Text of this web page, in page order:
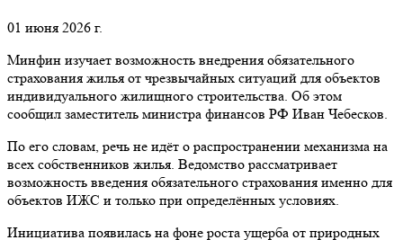
01 июня 2026 г.
Минфин изучает возможность внедрения обязательного
страхования жилья от чрезвычайных ситуаций для объектов
индивидуального жилищного строительства. Об этом
сообщил заместитель министра финансов РФ Иван Чебесков.
По его словам, речь не идёт о распространении механизма на
всех собственников жилья. Ведомство рассматривает
возможность введения обязательного страхования именно для
объектов ИЖС и только при определённых условиях.
Инициатива появилась на фоне роста ущерба от природных